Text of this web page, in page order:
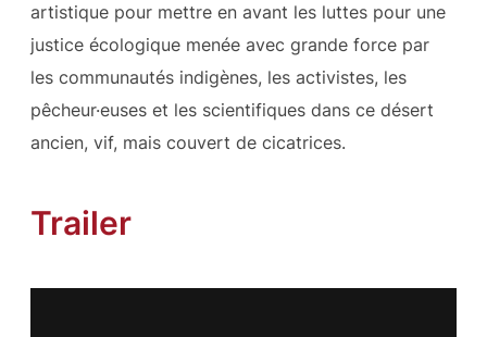
artistique pour mettre en avant les luttes pour une
justice écologique menée avec grande force par
les communautés indigènes, les activistes, les
pêcheur·euses et les scientifiques dans ce désert
ancien, vif, mais couvert de cicatrices.
Trailer